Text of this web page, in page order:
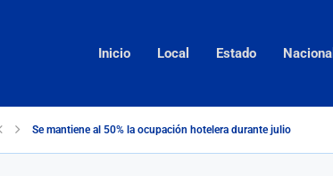
Inicio Local Estado Nacional
Se mantiene al 50% la ocupación hotelera durante julio